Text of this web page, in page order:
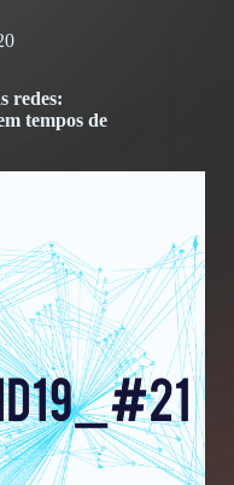
redes:
tempos de